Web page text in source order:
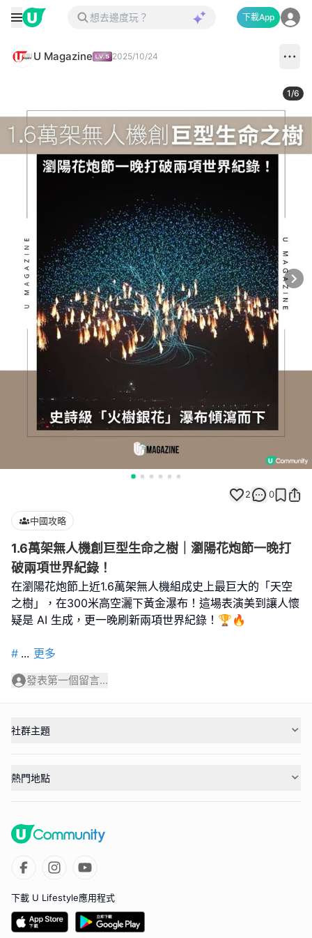
下載App
U Magazine 2025/10/24
1/6
2 0
中國攻略
1.6萬架無人機創巨型生命之樹｜瀏陽花炮節一晚打
破兩項世界紀錄！
在瀏陽花炮節上近1.6萬架無人機組成史上最巨大的「天空
之樹」，在300米高空灑下黃金瀑布！這場表演美到讓人懷
疑是 AI 生成，更一晚刷新兩項世界紀錄！🏆🔥
# ... 更多
發表第一個留言...
社群主題
熱門地點
下載 U Lifestyle應用程式